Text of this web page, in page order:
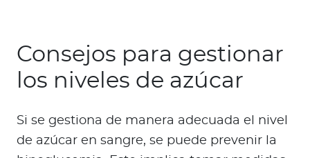
Consejos para gestionar
los niveles de azúcar
Si se gestiona de manera adecuada el nivel
de azúcar en sangre, se puede prevenir la